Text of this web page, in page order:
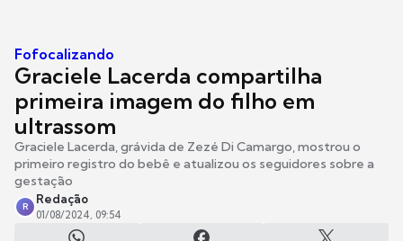
Fofocalizando
Graciele Lacerda compartilha
primeira imagem do filho em
ultrassom
Graciele Lacerda, grávida de Zezé Di Camargo, mostrou o
primeiro registro do bebê e atualizou os seguidores sobre a
gestação
R
Redação
01/08/2024, 09:54